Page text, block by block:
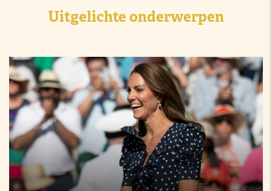
Uitgelichte onderwerpen